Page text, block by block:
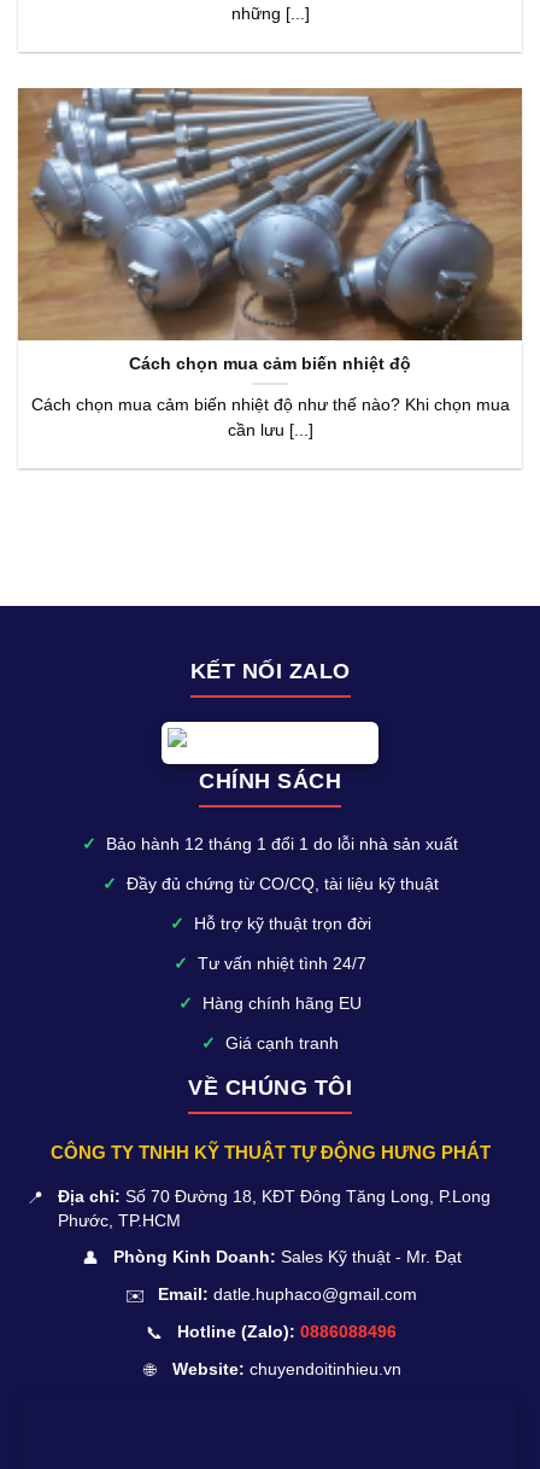
những [...]
Cách chọn mua cảm biến nhiệt độ
Cách chọn mua cảm biến nhiệt độ như thế nào? Khi chọn mua
cần lưu [...]
KẾT NỐI ZALO
CHÍNH SÁCH
✓ Bảo hành 12 tháng 1 đổi 1 do lỗi nhà sản xuất
✓ Đầy đủ chứng từ CO/CQ, tài liệu kỹ thuật
✓ Hỗ trợ kỹ thuật trọn đời
✓ Tư vấn nhiệt tình 24/7
✓ Hàng chính hãng EU
✓ Giá cạnh tranh
VỀ CHÚNG TÔI
CÔNG TY TNHH KỸ THUẬT TỰ ĐỘNG HƯNG PHÁT
📍 Địa chỉ: Số 70 Đường 18, KĐT Đông Tăng Long, P.Long
Phước, TP.HCM
👤 Phòng Kinh Doanh: Sales Kỹ thuật - Mr. Đạt
✉️ Email: datle.huphaco@gmail.com
📞 Hotline (Zalo): 0886088496
🌐 Website: chuyendoitinhieu.vn